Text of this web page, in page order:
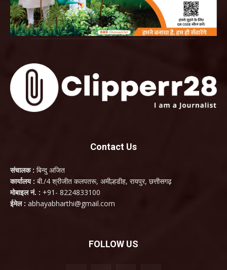
Contact Us
संचालक : बिन्दु अजित
कार्यालय : बी./4 श्रीजीत कलपतरू, अमील्हडीह, रायपुर, छत्तीसगढ़
मोबाइल नं. : +91- 8224833100
ईमेल : abhayabharthi@gmail.com
FOLLOW US